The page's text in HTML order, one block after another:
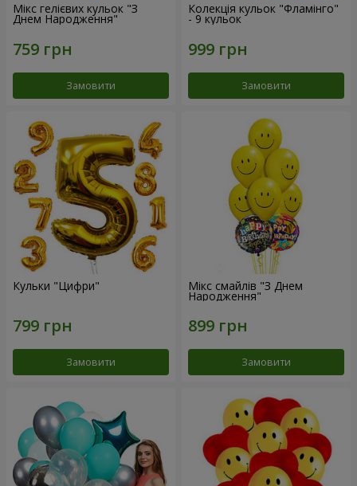
Мікс гелієвих кульок "З
Днем Народження"
Замовити
Колекція кульок "Фламінго"
- 9 кульок
Замовити
Кульки "Цифри"
Замовити
Мікс смайлів "З Днем
Народження"
Замовити